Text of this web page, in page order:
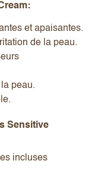
et apaisantes.
de la peau.
peau.
Sensitive
incluses